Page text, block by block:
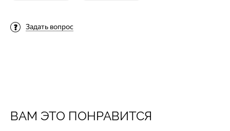
Задать вопрос
ВАМ ЭТО ПОНРАВИТСЯ